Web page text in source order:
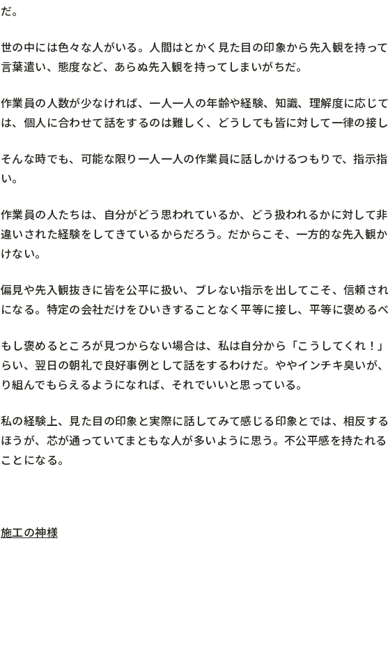
だ。
世の中には色々な人がいる。人間はとかく見た目の印象から先入観を持っ
言葉遣い、態度など、あらぬ先入観を持ってしまいがちだ。
作業員の人数が少なければ、一人一人の年齢や経験、知識、理解度に応じ
は、個人に合わせて話をするのは難しく、どうしても皆に対して一律の接し
そんな時でも、可能な限り一人一人の作業員に話しかけるつもりで、指示
い。
作業員の人たちは、自分がどう思われているか、どう扱われるかに対して
違いされた経験をしてきているからだろう。だからこそ、一方的な先入観
けない。
偏見や先入観抜きに皆を公平に扱い、ブレない指示を出してこそ、信頼さ
になる。特定の会社だけをひいきすることなく平等に接し、平等に褒めるべ
もし褒めるところが見つからない場合は、私は自分から「こうしてくれ！
らい、翌日の朝礼で良好事例として話をするわけだ。ややインチキ臭いが
り組んでもらえるようになれば、それでいいと思っている。
私の経験上、見た目の印象と実際に話してみて感じる印象とでは、相反す
ほうが、芯が通っていてまともな人が多いように思う。不公平感を持たれ
ことになる。
施工の神様